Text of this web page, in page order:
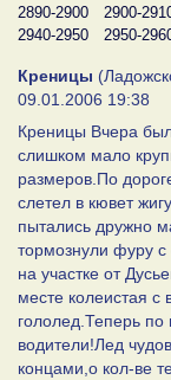
2890-2900
2900-
2940-2950
2950-
Креницы
09.01.2006 19:38
Креницы Вчера
слишком мало
размеров.По
слетел в кювет
пытались дружно
тормознули фуру
на участке от
месте колеистая с
гололед.Теперь по
водители!Лед
концами,о кол-ве